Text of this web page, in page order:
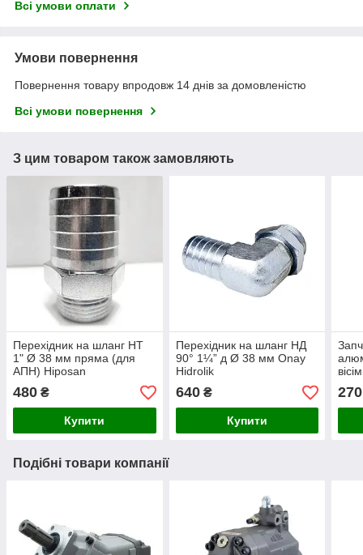
Всі умови оплати
Умови повернення
Повернення товару впродовж 14 днів за домовленістю
Всі умови повернення
З цим товаром також замовляють
Перехідник на шланг НТ
1" Ø 38 мм пряма (для
АПН) Hiposan
480 ₴
Купити
Перехідник на шланг НД
90° 1¼” д Ø 38 мм Onay
Hidrolik
640₴
Купити
270
Подібні товари компанії